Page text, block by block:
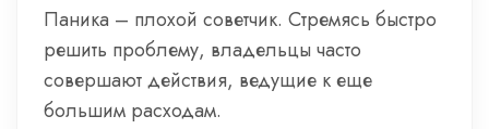
Паника – плохой советчик. Стремясь быстро
решить проблему, владельцы часто
совершают действия, ведущие к еще
большим расходам.